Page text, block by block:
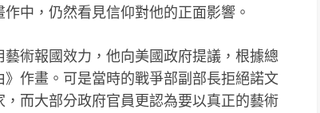
中，仍然看見信仰對他的正面影響。
術報國效力，他向美國政府提議，根據總
作畫。可是當時的戰爭部副部長拒絕諾文
而大部分政府官員更認為要以真正的藝術